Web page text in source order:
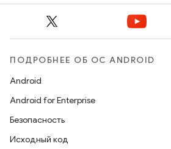
ПОДРОБНЕЕ ОБ ОС ANDROID
Android
Android for Enterprise
Безопасность
Исходный код